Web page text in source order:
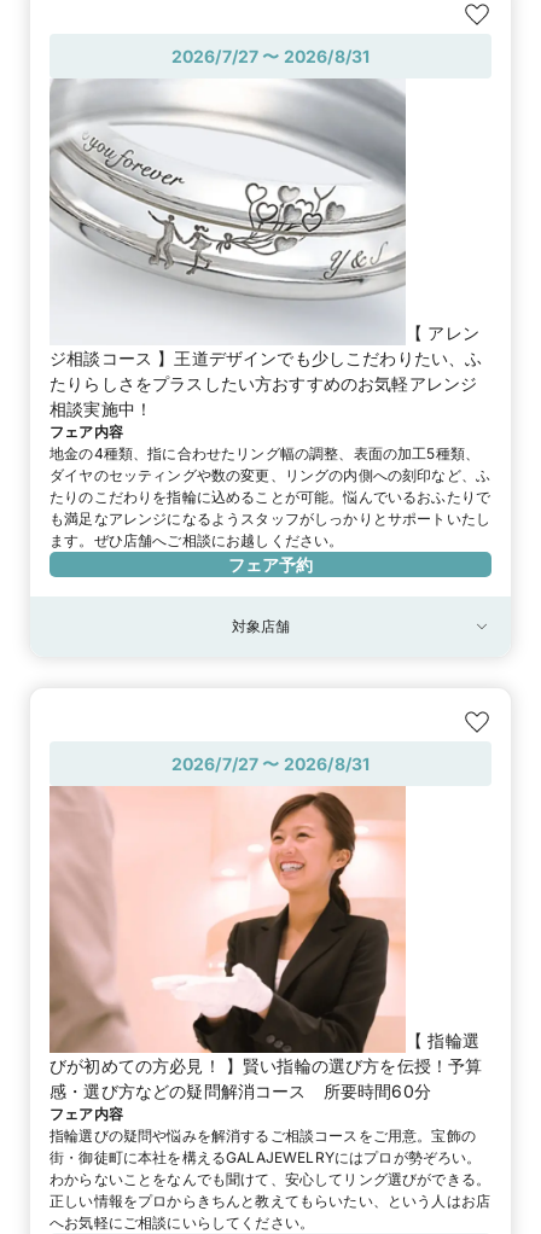
2026/7/27 〜 2026/8/31
【 アレン
ジ相談コース 】王道デザインでも少しこだわりたい、ふ
たりらしさをプラスしたい方おすすめのお気軽アレンジ
相談実施中！
フェア内容
地金の4種類、指に合わせたリング幅の調整、表面の加工5種類、
ダイヤのセッティングや数の変更、リングの内側への刻印など、ふ
たりのこだわりを指輪に込めることが可能。悩んでいるおふたりで
も満足なアレンジになるようスタッフがしっかりとサポートいたし
ます。ぜひ店舗へご相談にお越しください。
フェア予約
対象店舗
2026/7/27 〜 2026/8/31
【 指輪選
びが初めての方必見！ 】賢い指輪の選び方を伝授！予算
感・選び方などの疑問解消コース 所要時間60分
フェア内容
指輪選びの疑問や悩みを解消するご相談コースをご用意。宝飾の
街・御徒町に本社を構えるGALAJEWELRYにはプロが勢ぞろい。
わからないことをなんでも聞けて、安心してリング選びができる。
正しい情報をプロからきちんと教えてもらいたい、という人はお店
へお気軽にご相談にいらしてください。